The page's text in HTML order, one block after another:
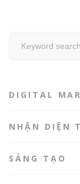
DIGITAL
NHẬN DIỆN
SÁNG TẠO